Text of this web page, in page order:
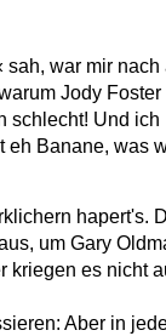
war mir nach
Jody
schlecht! Und
eh Banane, was
hapert's.
um Gary
kriegen es nicht
Aber in